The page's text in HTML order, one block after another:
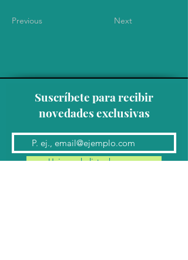
Previous Next
Suscríbete para recibir
novedades exclusivas
Unirse a la lista de correo